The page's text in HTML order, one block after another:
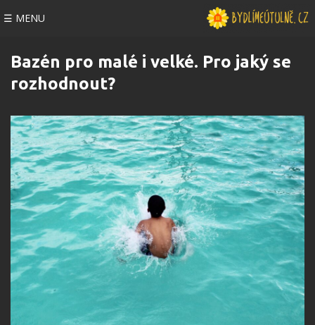
☰ MENU
Bazén pro malé i velké. Pro jaký se
rozhodnout?